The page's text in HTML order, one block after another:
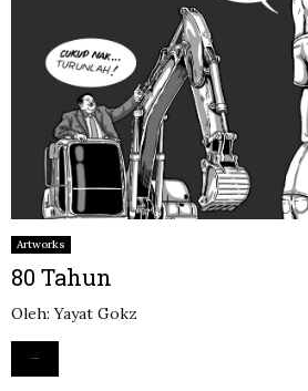
Artworks
80 Tahun
Oleh: Yayat Gokz